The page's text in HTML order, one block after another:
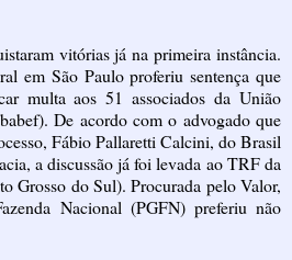
vitórias já na primeira instância.
em São Paulo proferiu sentença que
multa aos 51 associados da União
De acordo com o advogado que
Fábio Pallaretti Calcini, do Brasil
a discussão já foi levada ao TRF da
Grosso do Sul). Procurada pelo Valor,
Nacional (PGFN) preferiu não